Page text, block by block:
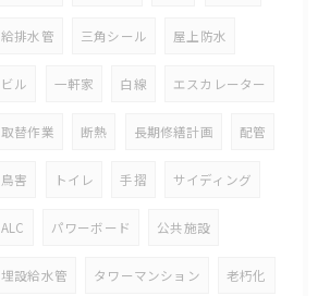
給排水管 三角シール 屋上防水
ビル 一軒家 白線 エスカレーター
取替作業 断熱 長期修繕計画 配管
鳥害 トイレ 手摺 サイディング
ALC パワーボード 公共施設
埋設給水管 タワーマンション 老朽化